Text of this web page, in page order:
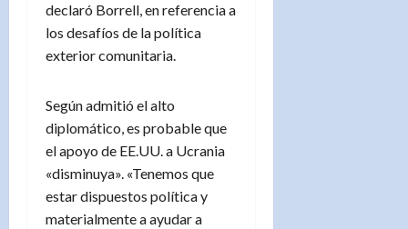
declaró Borrell, en referencia a
los desafíos de la política
exterior comunitaria.
Según admitió el alto
diplomático, es probable que
el apoyo de EE.UU. a Ucrania
«disminuya». «Tenemos que
estar dispuestos política y
materialmente a ayudar a